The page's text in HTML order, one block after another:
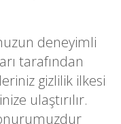
deneyimli
tarafından
gizlilik ilkesi
ulaştırılır.